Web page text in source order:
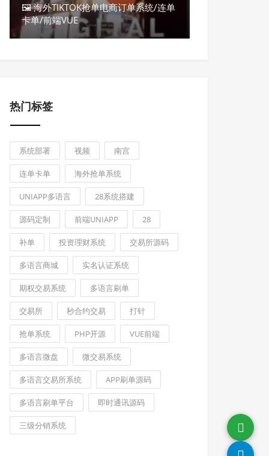
🖼 海外TIKTOK抢单电商订单系统/连单
卡单/前端VUE
热门标签
系统部署 视频 南宫
连单卡单 海外抢单系统
UNIAPP多语言 28系统搭建
源码定制 前端UNIAPP 28
补单 投资理财系统 交易所源码
多语言商城 实名认证系统
期权交易系统 多语言刷单
交易所 秒合约交易 打针
抢单系统 PHP开源 VUE前端
多语言微盘 微交易系统
多语言交易所系统 APP刷单源码
多语言刷单平台 即时通讯源码
三级分销系统